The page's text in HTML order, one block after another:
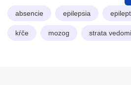
absencie epilepsia
kŕče mozog strata